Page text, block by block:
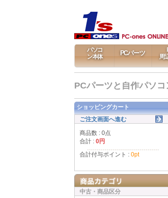
パソコ
ン本体
PCパーツ
周
PCパーツと自作パソ
ショッピングカート
ご注文画面へ進む
商品数 : 0点
合計 : 0円
合計付与ポイント : 0pt
中古・商品区分